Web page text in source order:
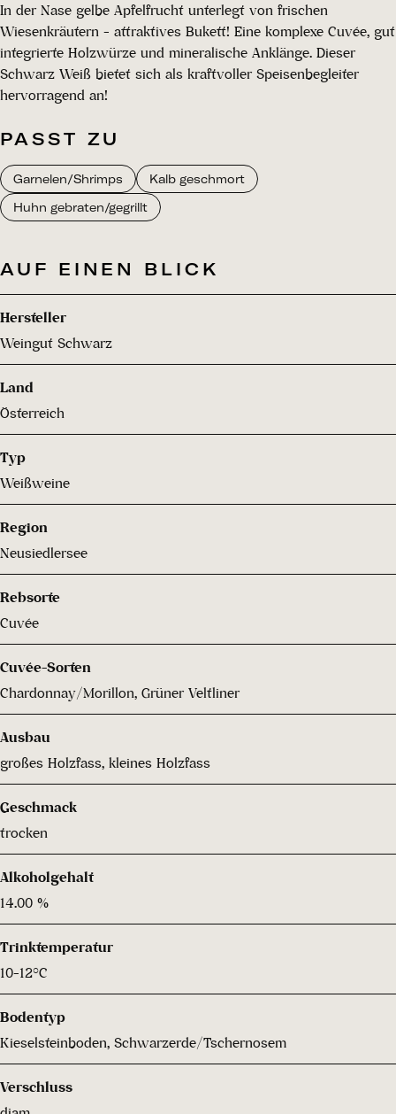
In der Nase gelbe Apfelfrucht unterlegt von frischen
Wiesenkräutern - attraktives Bukett! Eine komplexe Cuvée, gut
integrierte Holzwürze und mineralische Anklänge. Dieser
Schwarz Weiß bietet sich als kraftvoller Speisenbegleiter
hervorragend an!
PASST ZU
Garnelen/Shrimps
Kalb geschmort
Huhn gebraten/gegrillt
AUF EINEN BLICK
Hersteller
Weingut Schwarz
Land
Österreich
Typ
Weißweine
Region
Neusiedlersee
Rebsorte
Cuvée
Cuvée-Sorten
Chardonnay/Morillon, Grüner Veltliner
Ausbau
großes Holzfass, kleines Holzfass
Geschmack
trocken
Alkoholgehalt
14.00 %
Trinktemperatur
10-12°C
Bodentyp
Kieselsteinboden, Schwarzerde/Tschernosem
Verschluss